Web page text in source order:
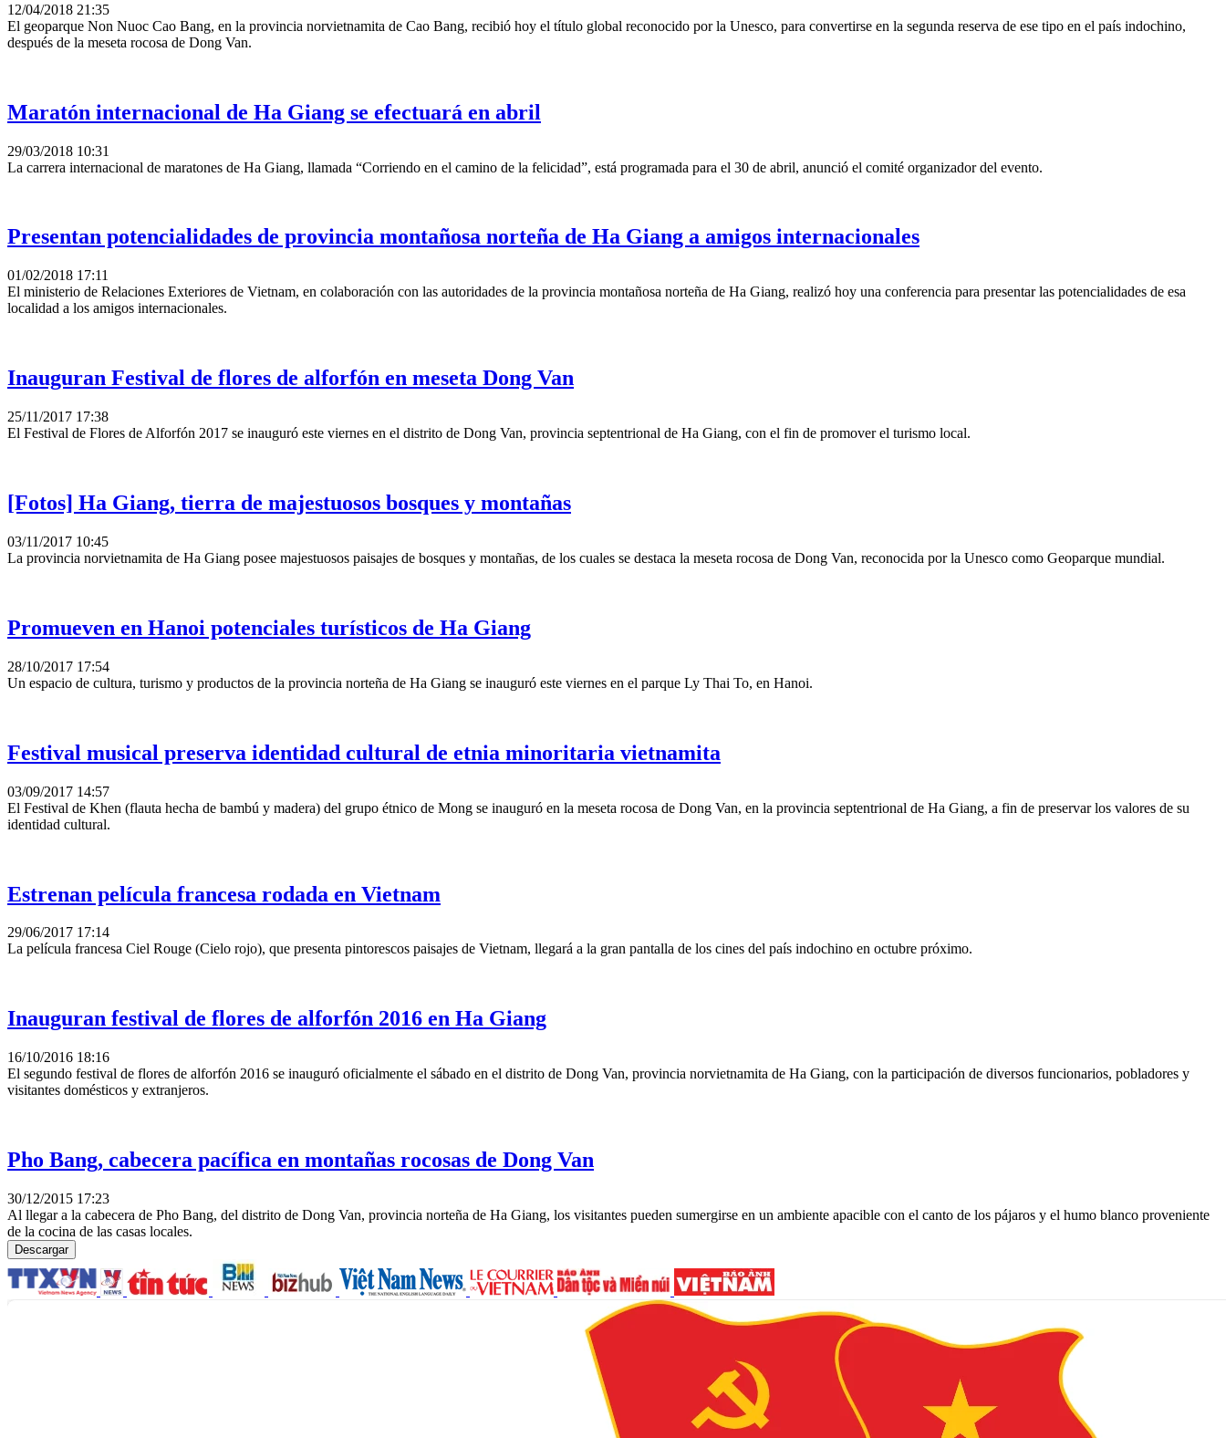
12/04/2018 21:35
El geoparque Non Nuoc Cao Bang, en la provincia norvietnamita de Cao Bang, recibió hoy el título global reconocido por la Unesco, para convertirse en la segunda reserva de ese tipo en el país indochino,
después de la meseta rocosa de Dong Van.
Maratón internacional de Ha Giang se efectuará en abril
29/03/2018 10:31
La carrera internacional de maratones de Ha Giang, llamada “Corriendo en el camino de la felicidad”, está programada para el 30 de abril, anunció el comité organizador del evento.
Presentan potencialidades de provincia montañosa norteña de Ha Giang a amigos internacionales
01/02/2018 17:11
El ministerio de Relaciones Exteriores de Vietnam, en colaboración con las autoridades de la provincia montañosa norteña de Ha Giang, realizó hoy una conferencia para presentar las potencialidades de esa
localidad a los amigos internacionales.
Inauguran Festival de flores de alforfón en meseta Dong Van
25/11/2017 17:38
El Festival de Flores de Alforfón 2017 se inauguró este viernes en el distrito de Dong Van, provincia septentrional de Ha Giang, con el fin de promover el turismo local.
[Fotos] Ha Giang, tierra de majestuosos bosques y montañas
03/11/2017 10:45
La provincia norvietnamita de Ha Giang posee majestuosos paisajes de bosques y montañas, de los cuales se destaca la meseta rocosa de Dong Van, reconocida por la Unesco como Geoparque mundial.
Promueven en Hanoi potenciales turísticos de Ha Giang
28/10/2017 17:54
Un espacio de cultura, turismo y productos de la provincia norteña de Ha Giang se inauguró este viernes en el parque Ly Thai To, en Hanoi.
Festival musical preserva identidad cultural de etnia minoritaria vietnamita
03/09/2017 14:57
El Festival de Khen (flauta hecha de bambú y madera) del grupo étnico de Mong se inauguró en la meseta rocosa de Dong Van, en la provincia septentrional de Ha Giang, a fin de preservar los valores de su
identidad cultural.
Estrenan película francesa rodada en Vietnam
29/06/2017 17:14
La película francesa Ciel Rouge (Cielo rojo), que presenta pintorescos paisajes de Vietnam, llegará a la gran pantalla de los cines del país indochino en octubre próximo.
Inauguran festival de flores de alforfón 2016 en Ha Giang
16/10/2016 18:16
El segundo festival de flores de alforfón 2016 se inauguró oficialmente el sábado en el distrito de Dong Van, provincia norvietnamita de Ha Giang, con la participación de diversos funcionarios, pobladores y
visitantes domésticos y extranjeros.
Pho Bang, cabecera pacífica en montañas rocosas de Dong Van
30/12/2015 17:23
Al llegar a la cabecera de Pho Bang, del distrito de Dong Van, provincia norteña de Ha Giang, los visitantes pueden sumergirse en un ambiente apacible con el canto de los pájaros y el humo blanco proveniente
de la cocina de las casas locales.
Descargar